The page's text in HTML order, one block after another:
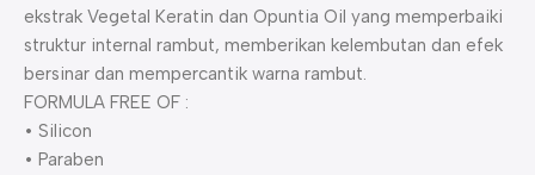
ekstrak Vegetal Keratin dan Opuntia Oil yang memperbaiki
struktur internal rambut, memberikan kelembutan dan efek
bersinar dan mempercantik warna rambut.
FORMULA FREE OF :
• Silicon
• Paraben